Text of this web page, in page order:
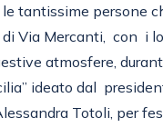
tantissime persone
di Via Mercanti, con i
atmosfere,
ideato dal
Totoli, per